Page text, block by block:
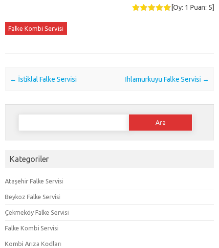
[Oy: 1 Puan: 5]
Falke Kombi Servisi
Post navigation
← İstiklal Falke Servisi Ihlamurkuyu Falke Servisi →
Arama:
Kategoriler
Ataşehir Falke Servisi
Beykoz Falke Servisi
Çekmeköy Falke Servisi
Falke Kombi Servisi
Kombi Arıza Kodları